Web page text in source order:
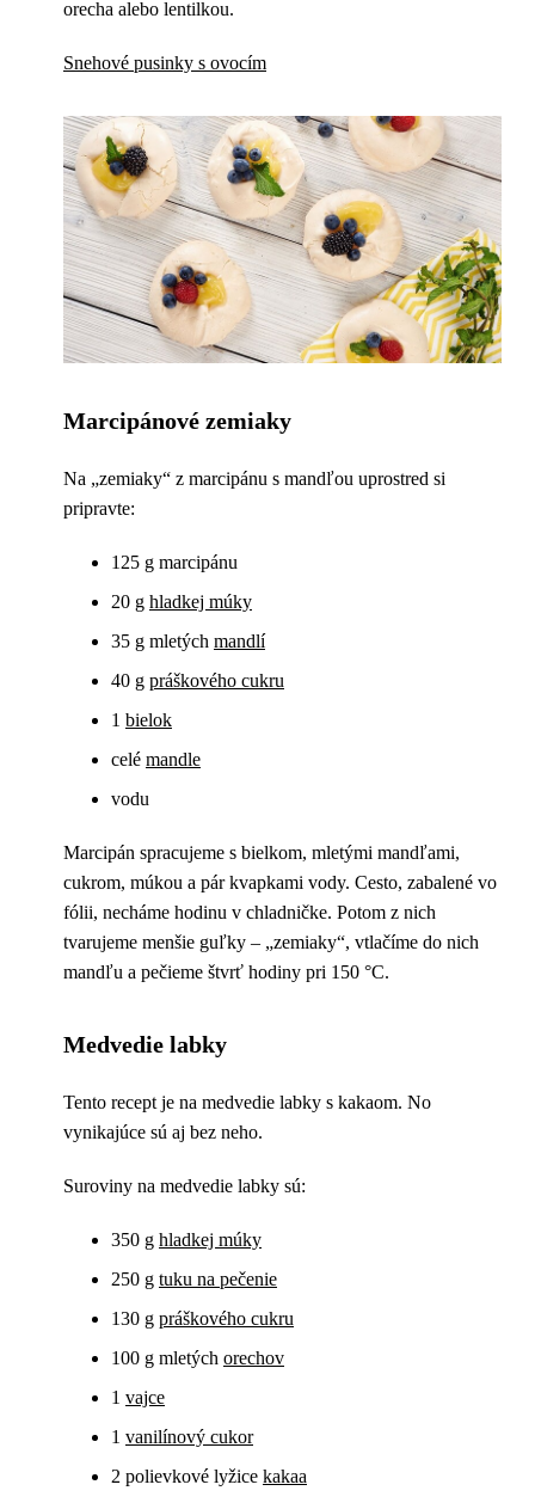
orecha alebo lentilkou.
Snehové pusinky s ovocím
Marcipánové zemiaky
Na „zemiaky“ z marcipánu s mandľou uprostred si
pripravte:
125 g marcipánu
20 g hladkej múky
35 g mletých mandlí
40 g práškového cukru
1 bielok
celé mandle
vodu
Marcipán spracujeme s bielkom, mletými mandľami,
cukrom, múkou a pár kvapkami vody. Cesto, zabalené vo
fólii, necháme hodinu v chladničke. Potom z nich
tvarujeme menšie guľky – „zemiaky“, vtlačíme do nich
mandľu a pečieme štvrť hodiny pri 150 °C.
Medvedie labky
Tento recept je na medvedie labky s kakaom. No
vynikajúce sú aj bez neho.
Suroviny na medvedie labky sú:
350 g hladkej múky
250 g tuku na pečenie
130 g práškového cukru
100 g mletých orechov
1 vajce
1 vanilínový cukor
2 polievkové lyžice kakaa